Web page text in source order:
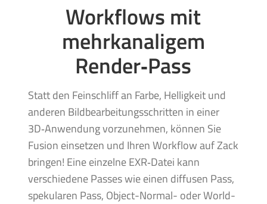
Workflows mit
mehrkanaligem
Render‑Pass
Statt den Feinschliff an Farbe, Helligkeit und
anderen Bildbearbeitungsschritten in einer
3D‑Anwendung vorzunehmen, können Sie
Fusion einsetzen und Ihren Workflow auf Zack
bringen! Eine einzelne EXR‑Datei kann
verschiedene Passes wie einen diffusen Pass,
spekularen Pass, Object-Normal- oder World-